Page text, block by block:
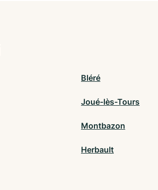
Bléré
Joué-lès-Tours
Montbazon
Herbault